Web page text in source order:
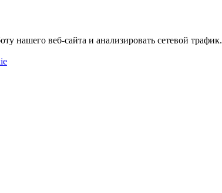
нашего веб-сайта и анализировать сетевой трафик.